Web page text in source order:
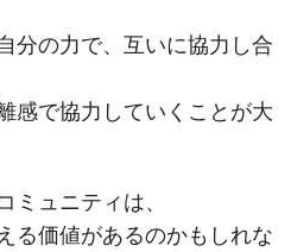
分の力で、互いに協力し合
感で協力していくことが大
ミュニティは、
る価値があるのかもしれな